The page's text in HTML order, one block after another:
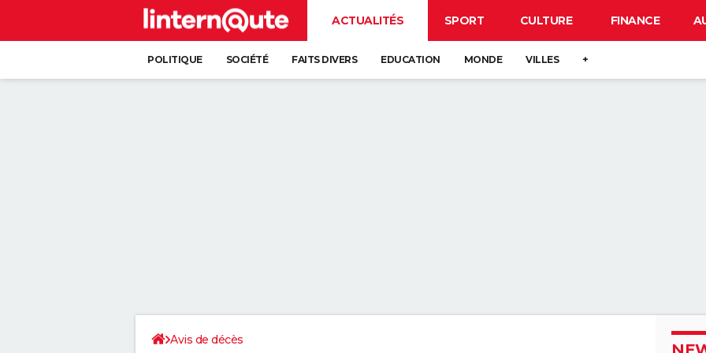
ACTUALITÉS SPORT CULTURE FINANCE
POLITIQUE SOCIÉTÉ FAITS DIVERS EDUCATION MONDE VILLES +
Avis de décès